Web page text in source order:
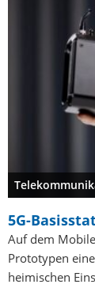
5G-
Auf dem
Prototypen
heimischen